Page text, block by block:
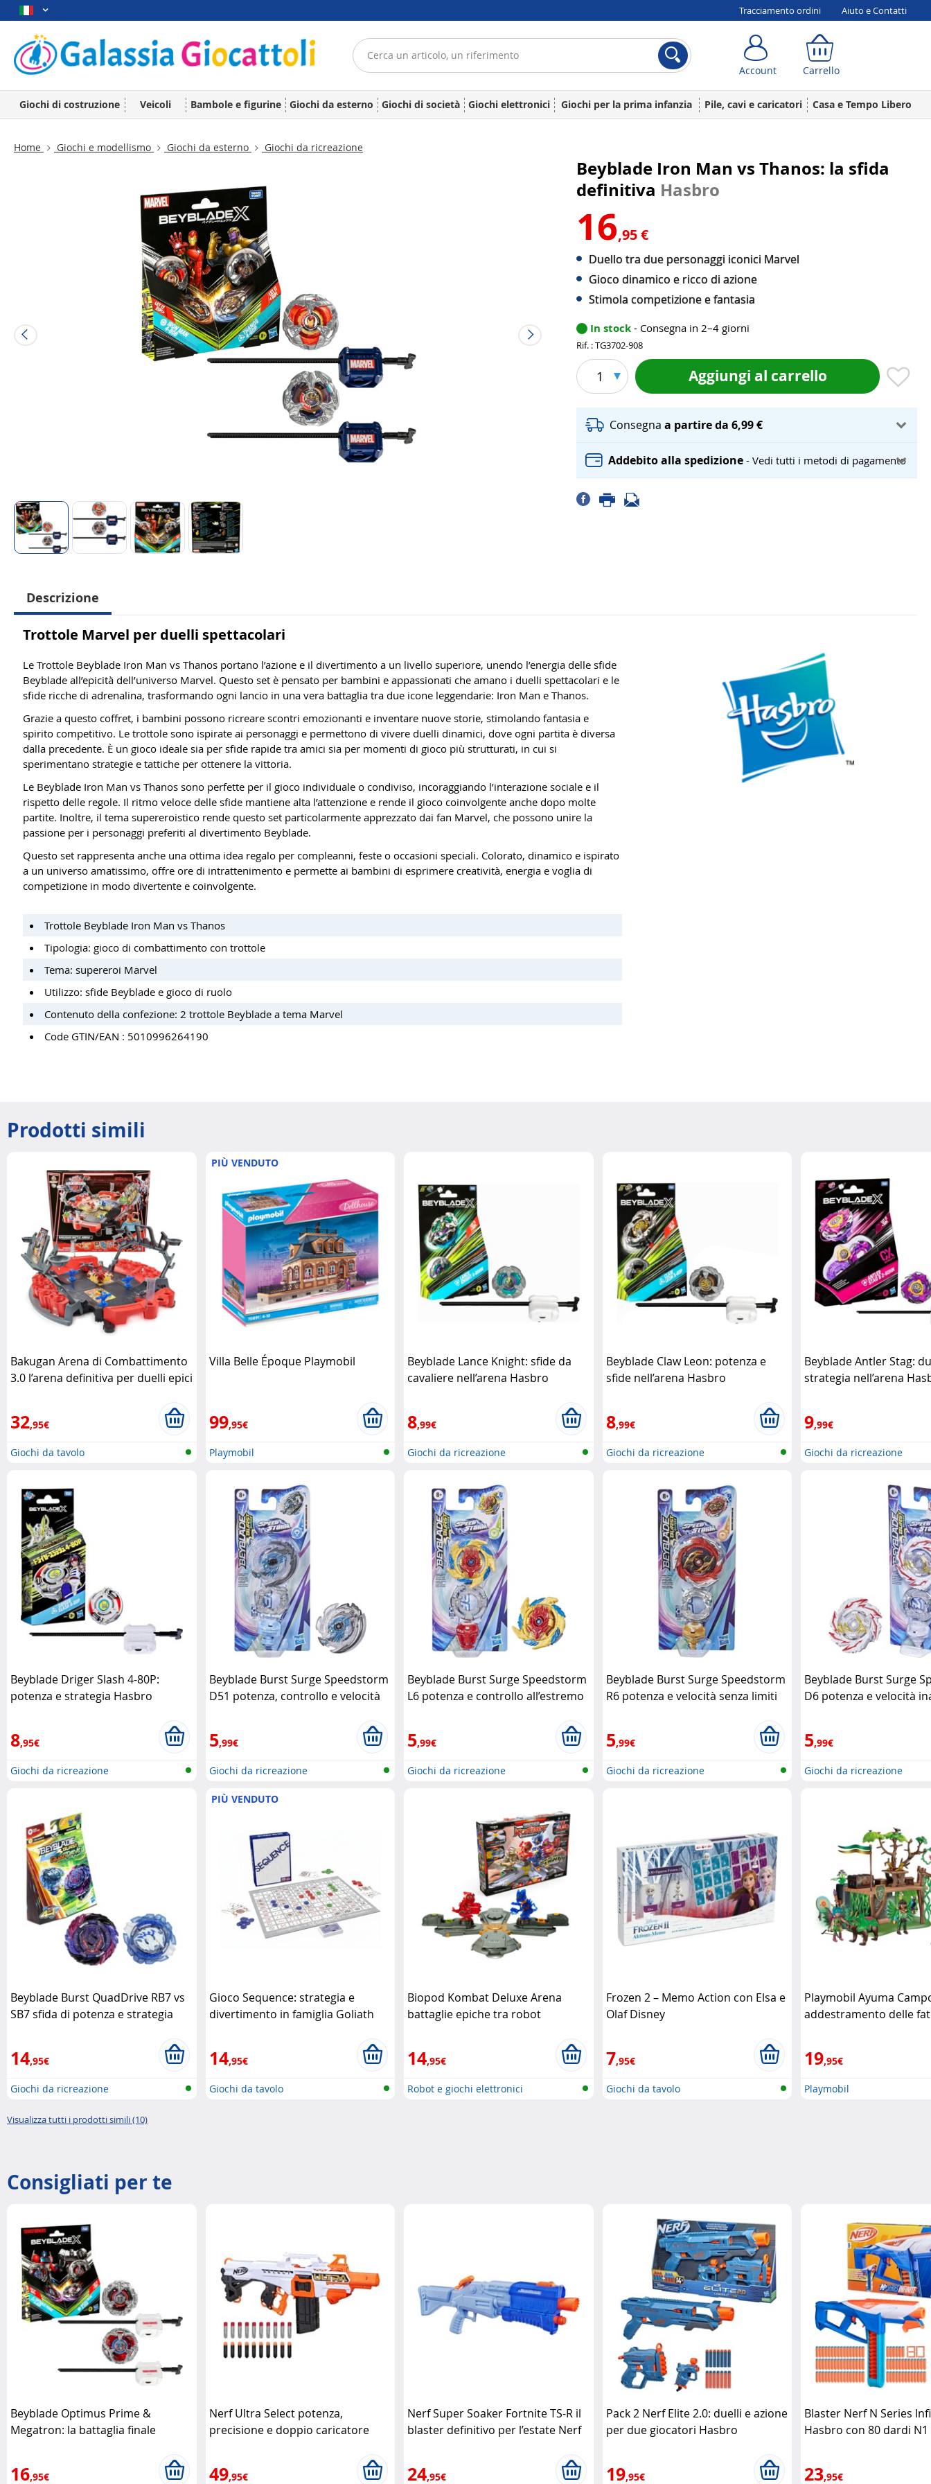
Tracciamento ordini Aiuto e Contatti
Account Carrello
Giochi di costruzione Veicoli Bambole e figurine Giochi da esterno Giochi di società Giochi elettronici Giochi per la prima infanzia Pile, cavi e caricatori Casa e Tempo Libero
Home Giochi e modellismo Giochi da esterno Giochi da ricreazione
Beyblade Iron Man vs Thanos: la sfida
definitiva Hasbro
16,95 €
Duello tra due personaggi iconici Marvel
Gioco dinamico e ricco di azione
Stimola competizione e fantasia
In stock - Consegna in 2–4 giorni
Rif. : TG3702-908
1 Aggiungi al carrello
Consegnaa partire da 6,99 €
Addebito alla spedizione- Vedi tutti i metodi di pagamento
Descrizione
Trottole Marvel per duelli spettacolari
Le Trottole Beyblade Iron Man vs Thanos portano l’azione e il divertimento a un livello superiore, unendo l’energia delle sfide
Beyblade all’epicità dell’universo Marvel. Questo set è pensato per bambini e appassionati che amano i duelli spettacolari e le
sfide ricche di adrenalina, trasformando ogni lancio in una vera battaglia tra due icone leggendarie: Iron Man e Thanos.
Grazie a questo coffret, i bambini possono ricreare scontri emozionanti e inventare nuove storie, stimolando fantasia e
spirito competitivo. Le trottole sono ispirate ai personaggi e permettono di vivere duelli dinamici, dove ogni partita è diversa
dalla precedente. È un gioco ideale sia per sfide rapide tra amici sia per momenti di gioco più strutturati, in cui si
sperimentano strategie e tattiche per ottenere la vittoria.
Le Beyblade Iron Man vs Thanos sono perfette per il gioco individuale o condiviso, incoraggiando l’interazione sociale e il
rispetto delle regole. Il ritmo veloce delle sfide mantiene alta l’attenzione e rende il gioco coinvolgente anche dopo molte
partite. Inoltre, il tema supereroistico rende questo set particolarmente apprezzato dai fan Marvel, che possono unire la
passione per i personaggi preferiti al divertimento Beyblade.
Questo set rappresenta anche una ottima idea regalo per compleanni, feste o occasioni speciali. Colorato, dinamico e ispirato
a un universo amatissimo, offre ore di intrattenimento e permette ai bambini di esprimere creatività, energia e voglia di
competizione in modo divertente e coinvolgente.
Trottole Beyblade Iron Man vs Thanos
Tipologia: gioco di combattimento con trottole
Tema: supereroi Marvel
Utilizzo: sfide Beyblade e gioco di ruolo
Contenuto della confezione: 2 trottole Beyblade a tema Marvel
Code GTIN/EAN : 5010996264190
Prodotti simili
Bakugan Arena di Combattimento
3.0 l’arena definitiva per duelli epici
32,95€
Giochi da tavolo
PIÙ VENDUTO
Villa Belle Époque Playmobil
99,95€
Playmobil
Beyblade Lance Knight: sfide da
cavaliere nell’arena Hasbro
8,99€
Giochi da ricreazione
Beyblade Claw Leon: potenza e
sfide nell’arena Hasbro
8,99€
Giochi da ricreazione
Beyblade Antler Stag:
strategia nell’arena
9,99€
Giochi da ricreazione
Beyblade Driger Slash 4-80P:
potenza e strategia Hasbro
8,95€
Giochi da ricreazione
Beyblade Burst Surge Speedstorm
D51 potenza, controllo e velocità
5,99€
Giochi da ricreazione
Beyblade Burst Surge Speedstorm
L6 potenza e controllo all’estremo
5,99€
Giochi da ricreazione
Beyblade Burst Surge Speedstorm
R6 potenza e velocità senza limiti
5,99€
Giochi da ricreazione
Beyblade Burst Surge
D6 potenza e velocità
5,99€
Giochi da ricreazione
Beyblade Burst QuadDrive RB7 vs
SB7 sfida di potenza e strategia
14,95€
Giochi da ricreazione
PIÙ VENDUTO
Gioco Sequence: strategia e
divertimento in famiglia Goliath
14,95€
Giochi da tavolo
Biopod Kombat Deluxe Arena
battaglie epiche tra robot
14,95€
Robot e giochi elettronici
Frozen 2 – Memo Action con Elsa e
Olaf Disney
7,95€
Giochi da tavolo
Playmobil Ayuma
addestramento delle
19,95€
Playmobil
Visualizza tutti i prodotti simili (10)
Consigliati per te
Beyblade Optimus Prime &
Megatron: la battaglia finale
16,95€
Nerf Ultra Select potenza,
precisione e doppio caricatore
49,95€
Nerf Super Soaker Fortnite TS-R il
blaster definitivo per l’estate Nerf
24,95€
Pack 2 Nerf Elite 2.0: duelli e azione
per due giocatori Hasbro
19,95€
Blaster Nerf N Series
Hasbro con 80 dardi
23,95€
Account Carrello